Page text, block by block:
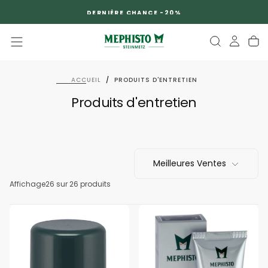
DERNIÈRE CHANCE -20%
ACCUEIL / PRODUITS D'ENTRETIEN
Produits d'entretien
Meilleures Ventes
Affichage26 sur 26 produits